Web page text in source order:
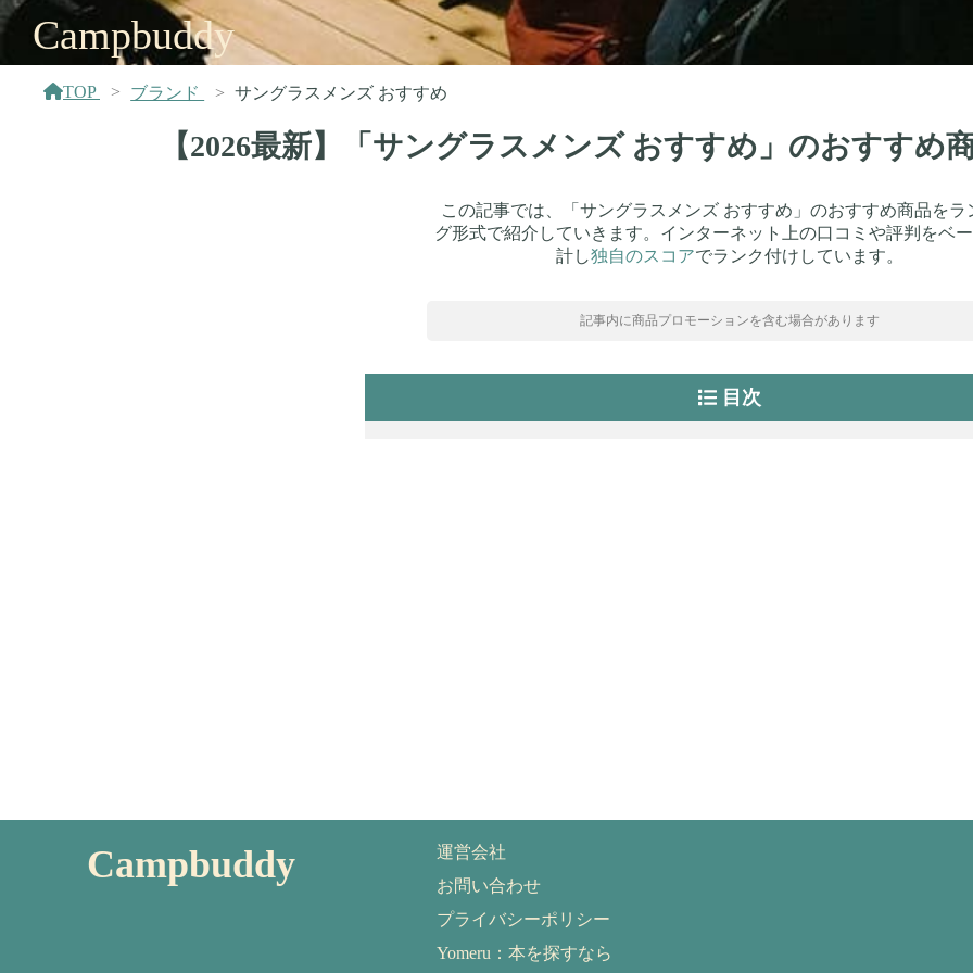
Campbuddy
TOP ブランド サングラスメンズ おすすめ
【2026最新】「サングラスメンズ おすすめ」のおすすめ
この記事では、「サングラスメンズ おすすめ」のおすすめ商品をラ
グ形式で紹介していきます。インターネット上の口コミや評判をベ
計し独自のスコアでランク付けしています。
記事内に商品プロモーションを含む場合があります
目次
Campbuddy
運営会社
お問い合わせ
プライバシーポリシー
Yomeru：本を探すなら